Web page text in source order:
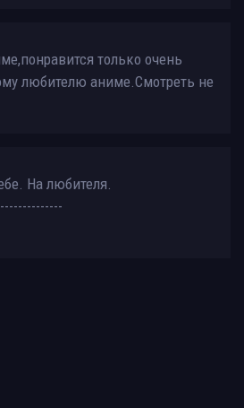
только очень
любителю аниме.Смотреть не
На любителя.